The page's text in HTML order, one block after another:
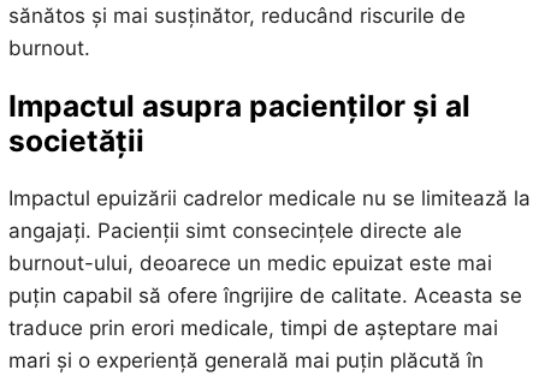
sănătos și mai susținător, reducând riscurile de
burnout.
Impactul asupra pacienților și al
societății
Impactul epuizării cadrelor medicale nu se limitează la
angajați. Pacienții simt consecințele directe ale
burnout-ului, deoarece un medic epuizat este mai
puțin capabil să ofere îngrijire de calitate. Aceasta se
traduce prin erori medicale, timpi de așteptare mai
mari și o experiență generală mai puțin plăcută în